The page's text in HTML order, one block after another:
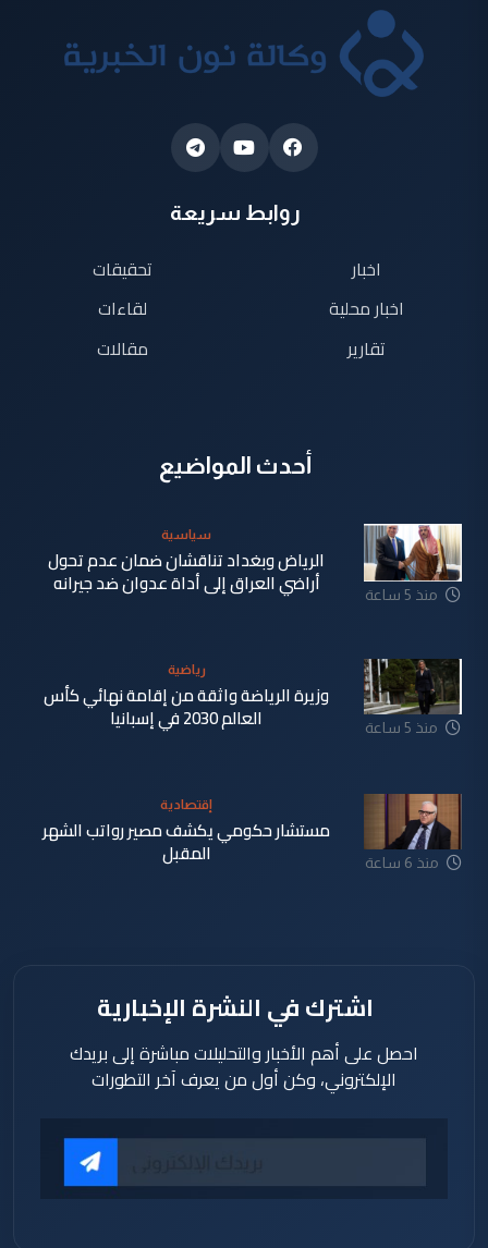
روابط سريعة
اخبار
اخبار محلية
تقارير
تحقيقات
لقاءات
مقالات
أحدث المواضيع
منذ 5 ساعة
سياسية
الرياض وبغداد تناقشان ضمان عدم تحول
أراضي العراق إلى أداة عدوان ضد جيرانه
منذ 5 ساعة
رياضية
وزيرة الرياضة واثقة من إقامة نهائي كأس
العالم 2030 في إسبانيا
منذ 6 ساعة
إقتصادية
مستشار حكومي يكشف مصير رواتب الشهر
المقبل
اشترك في النشرة الإخبارية
احصل على أهم الأخبار والتحليلات مباشرة إلى بريدك
الإلكتروني، وكن أول من يعرف آخر التطورات